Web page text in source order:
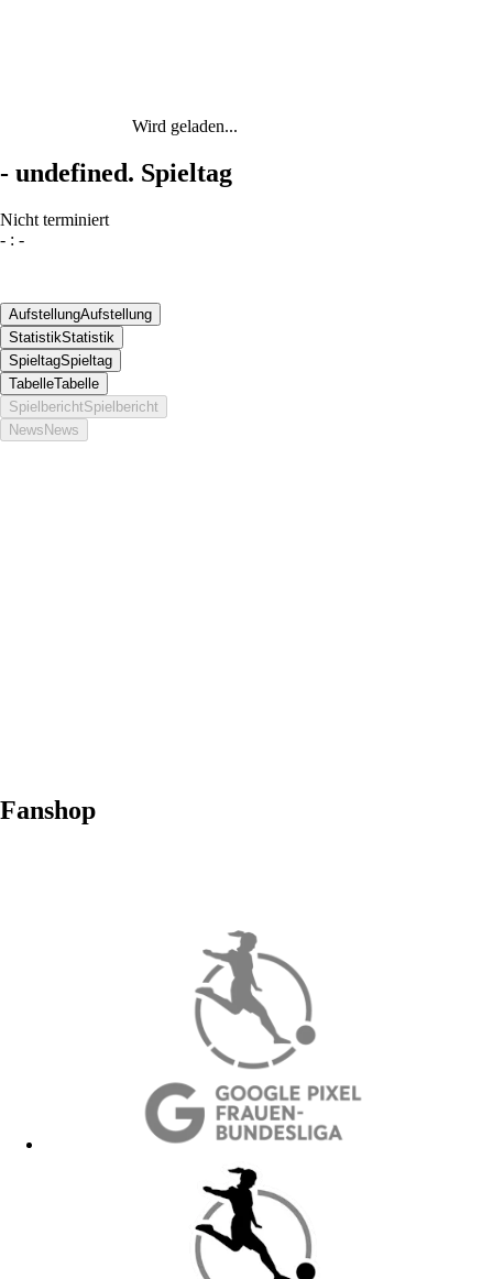
Wird geladen...
- undefined. Spieltag
Nicht terminiert
- : -
AufstellungAufstellung
StatistikStatistik
SpieltagSpieltag
TabelleTabelle
SpielberichtSpielbericht
News News
Fanshop